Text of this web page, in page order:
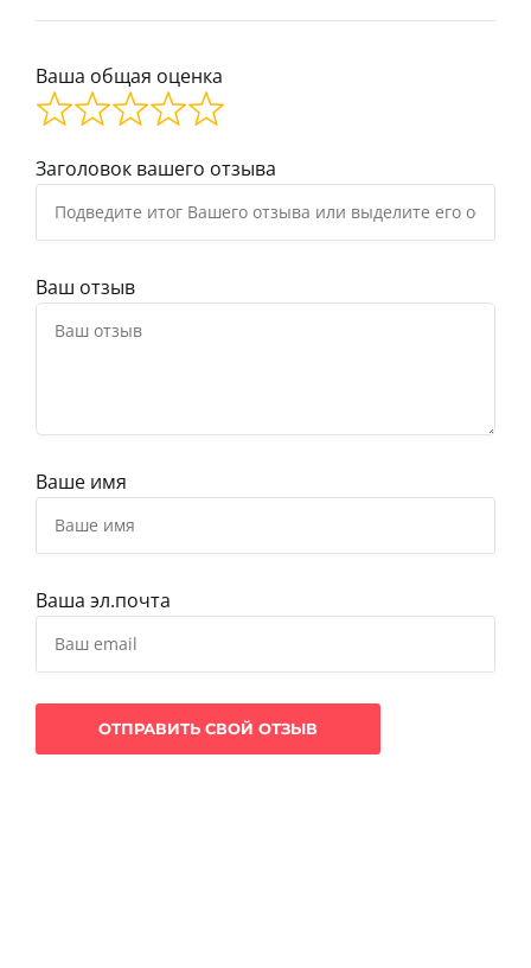
Ваша общая оценка
Заголовок вашего отзыва
Ваш отзыв
Ваше имя
Ваша эл.почта